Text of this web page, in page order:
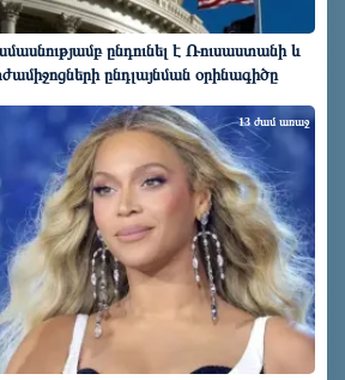
ընդունել է Ռուսաստանի և
ընդլայնման օրինագիծը
13 ժամ առաջ